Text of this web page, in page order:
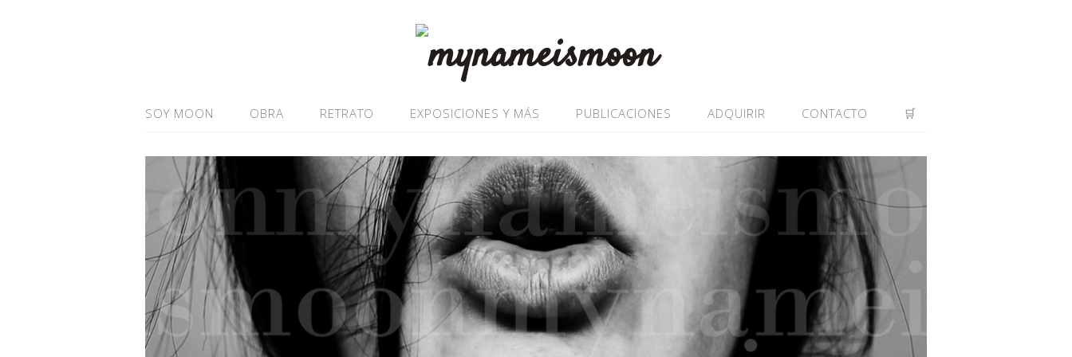
SOY MOON OBRA RETRATO EXPOSICIONES Y MÁS PUBLICACIONES ADQUIRIR CONTACTO 🛒